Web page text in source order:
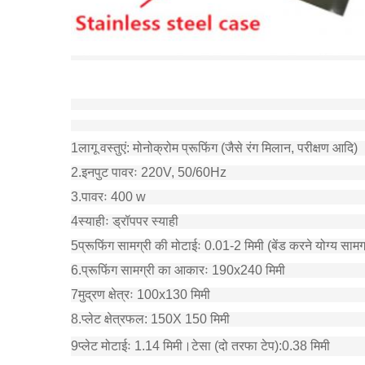
1लागू वस्तुएं: मोनोक्रोम प्रूफिंग (जैसे रंग मिलान, परीक्षण आदि)
2.इनपुट पावरः 220V, 50/60Hz
3.पावरः 400 w
4स्याहीः ड्रॉपपर स्याही
5प्रूफिंग सामग्री की मोटाईः 0.01-2 मिमी (बेंड करने योग्य
6.प्रूफिंग सामग्री का आकारः 190x240 मिमी
7मुद्रण क्षेत्रः 100x130 मिमी
8.प्लेट क्षेत्रफल: 150X 150 मिमी
9प्लेट मोटाईः 1.14 मिमी। टेसा (दो तरफा टेप):0.38 मिमी